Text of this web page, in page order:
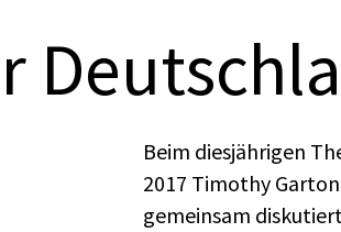
Beim diesjährigen
2017 Timothy
gemeinsam